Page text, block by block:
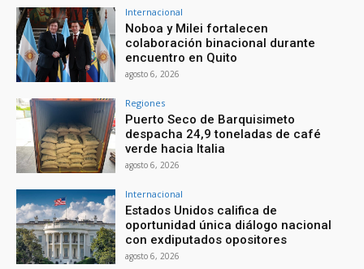
Internacional
Noboa y Milei fortalecen
colaboración binacional durante
encuentro en Quito
agosto 6, 2026
Regiones
Puerto Seco de Barquisimeto
despacha 24,9 toneladas de café
verde hacia Italia
agosto 6, 2026
Internacional
Estados Unidos califica de
oportunidad única diálogo nacional
con exdiputados opositores
agosto 6, 2026